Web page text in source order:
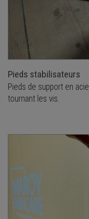
Pieds stabilisateurs
Pieds de support en
tournant les vis.